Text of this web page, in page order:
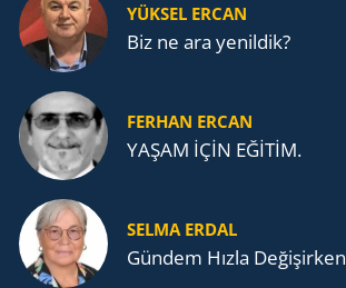
YÜKSEL ERCAN
Biz ne ara yenildik?
FERHAN ERCAN
YAŞAM İÇİN EĞİTİM.
SELMA ERDAL
Gündem Hızla Değişirken